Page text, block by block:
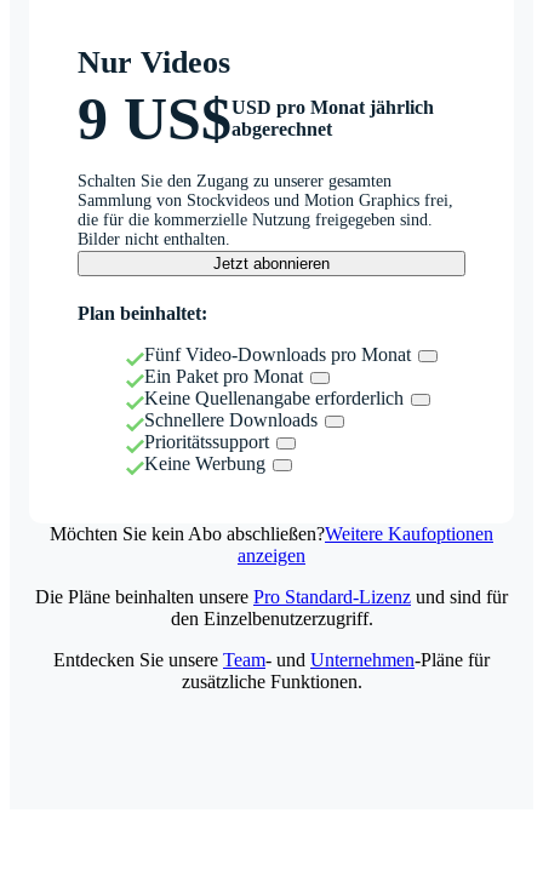
Nur Videos
9 US$USD pro Monat jährlich
abgerechnet
Schalten Sie den Zugang zu unserer gesamten
Sammlung von Stockvideos und Motion Graphics frei,
die für die kommerzielle Nutzung freigegeben sind.
Bilder nicht enthalten.
Jetzt abonnieren
Plan beinhaltet:
Fünf Video-Downloads pro Monat
Ein Paket pro Monat
Keine Quellenangabe erforderlich
Schnellere Downloads
Prioritätssupport
Keine Werbung
Möchten Sie kein Abo abschließen?Weitere Kaufoptionen
anzeigen
Die Pläne beinhalten unsere Pro Standard-Lizenz und sind für
den Einzelbenutzerzugriff.
Entdecken Sie unsere Team- und Unternehmen-Pläne für
zusätzliche Funktionen.